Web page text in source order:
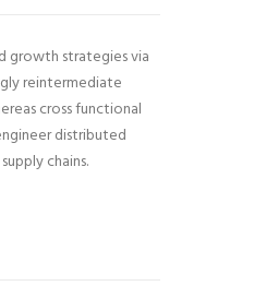
growth strategies via
reintermediate
cross functional
distributed
chains.